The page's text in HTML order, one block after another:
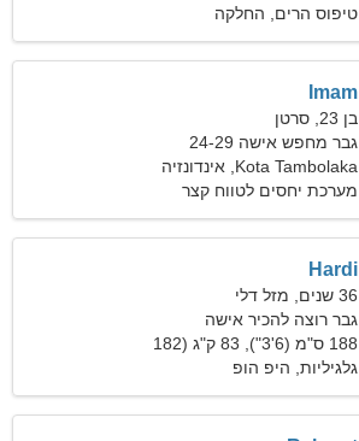
טיפוס הרים, החלקה
Imam
בן 23, סרטן
גבר מחפש אישה 24-29
Kota Tambolaka, אינדונזיה
מערכת יחסים לטווח קצר
Hardi
36 שנים, מזל דלי
גבר רוצה להכיר אישה
188 ס"מ (6'3"), 83 ק"ג (182
פאונד)
גלגיליות, היפ הופ